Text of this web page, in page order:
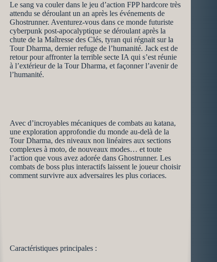
Le sang va couler dans le jeu d’action FPP hardcore très
attendu se déroulant un an après les événements de
Ghostrunner. Aventurez-vous dans ce monde futuriste
cyberpunk post-apocalyptique se déroulant après la
chute de la Maîtresse des Clés, tyran qui régnait sur la
Tour Dharma, dernier refuge de l’humanité. Jack est de
retour pour affronter la terrible secte IA qui s’est réunie
à l’extérieur de la Tour Dharma, et façonner l’avenir de
l’humanité.
Avec d’incroyables mécaniques de combats au katana,
une exploration approfondie du monde au-delà de la
Tour Dharma, des niveaux non linéaires aux sections
complexes à moto, de nouveaux modes… et toute
l’action que vous avez adorée dans Ghostrunner. Les
combats de boss plus interactifs laissent le joueur choisir
comment survivre aux adversaires les plus coriaces.
Caractéristiques principales :